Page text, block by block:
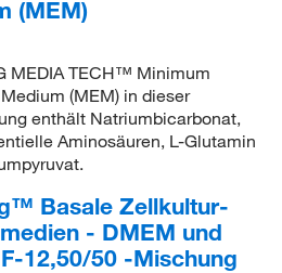
(MEM)
MEDIA TECH™ Minimum
(MEM) in dieser
enthält Natriumbicarbonat,
Aminosäuren, L-Glutamin
Basale Zellkultur-
- DMEM und
12,50/50 -Mischung